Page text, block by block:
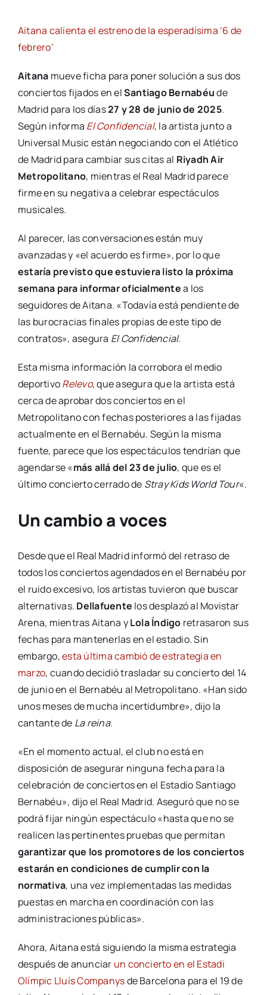
Aitana calienta el estreno de la esperadísima ‘6 de
febrero’
Aitana mueve ficha para poner solución a sus dos
conciertos fijados en elSantiago Bernabéude
Madrid para los días27 y 28 de junio de 2025.
Según informa El Confidencial, la artista junto a
Universal Music están negociando con el Atlético
de Madrid para cambiar sus citas al Riyadh Air
Metropolitano, mientras el Real Madrid parece
firme en su negativa a celebrar espectáculos
musicales.
Al parecer, las conversaciones están muy
avanzadas y «el acuerdo es firme», por lo que
estaría previsto que estuviera listo la próxima
semana para informar oficialmentea los
seguidores de Aitana. «Todavía está pendiente de
las burocracias finales propias de este tipo de
contratos», asegura El Confidencial.
Esta misma información la corrobora el medio
deportivoRelevo, que asegura que la artista está
cerca de aprobar dos conciertos en el
Metropolitano con fechas posteriores a las fijadas
actualmente en el Bernabéu. Según la misma
fuente, parece que los espectáculos tendrían que
agendarse «más allá del 23 de julio, que es el
último concierto cerrado de Stray Kids World Tour«.
Un cambio a voces
Desde que el Real Madrid informó del retraso de
todos los conciertos agendados en el Bernabéu por
el ruido excesivo, los artistas tuvieron que buscar
alternativas. Dellafuente los desplazó al Movistar
Arena, mientras Aitana yLola Índigo retrasaron sus
fechas para mantenerlas en el estadio. Sin
embargo,esta última cambió de estrategia en
marzo, cuando decidió trasladar su concierto del 14
de junio en el Bernabéu al Metropolitano. «Han sido
unos meses de mucha incertidumbre», dijo la
cantante de La reina.
«En el momento actual, el club no está en
disposición de asegurar ninguna fecha para la
celebración de conciertos en el Estadio Santiago
Bernabéu», dijo el Real Madrid. Aseguró que no se
podrá fijar ningún espectáculo «hasta que no se
realicen las pertinentes pruebas que permitan
garantizar que los promotores de los conciertos
estarán en condiciones de cumplir con la
normativa, una vez implementadas las medidas
puestas en marcha en coordinación con las
administraciones públicas».
Ahora, Aitana está siguiendo la misma estrategia
después de anunciar un concierto en el Estadi
Olímpic Lluís Companysde Barcelona para el 19 de